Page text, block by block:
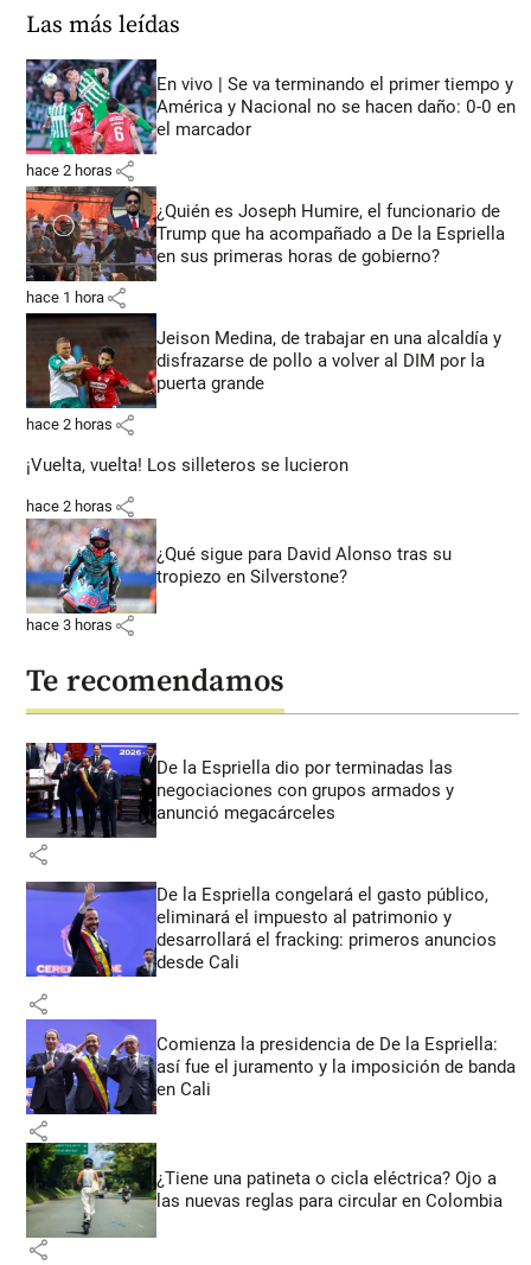
Las más leídas
En vivo | Se va terminando el primer tiempo y
América y Nacional no se hacen daño: 0-0 en
el marcador
hace 2 horas share
¿Quién es Joseph Humire, el funcionario de
Trump que ha acompañado a De la Espriella
en sus primeras horas de gobierno?
hace 1 hora share
Jeison Medina, de trabajar en una alcaldía y
disfrazarse de pollo a volver al DIM por la
puerta grande
hace 2 horas share
¡Vuelta, vuelta! Los silleteros se lucieron
hace 2 horas share
¿Qué sigue para David Alonso tras su
tropiezo en Silverstone?
hace 3 horas share
Te recomendamos
De la Espriella dio por terminadas las
negociaciones con grupos armados y
anunció megacárceles
share
De la Espriella congelará el gasto público,
eliminará el impuesto al patrimonio y
desarrollará el fracking: primeros anuncios
desde Cali
share
Comienza la presidencia de De la Espriella:
así fue el juramento y la imposición de banda
en Cali
share
¿Tiene una patineta o cicla eléctrica? Ojo a
las nuevas reglas para circular en Colombia
share